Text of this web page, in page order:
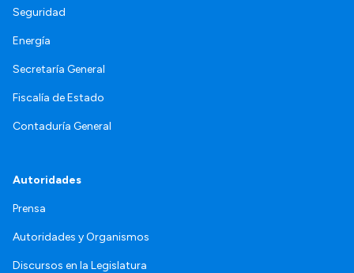
Seguridad
Energía
Secretaría General
Fiscalía de Estado
Contaduría General
Autoridades
Prensa
Autoridades y Organismos
Discursos en la Legislatura